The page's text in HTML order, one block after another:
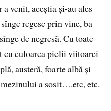
venit, aceștia și-au ales
regesc prin vine, ba
de negresă. Cu toate
cu culoarea pielii viitoarei
austeră, foarte albă și
a sosit….etc, etc.